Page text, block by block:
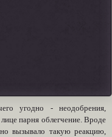
угодно - неодобрения,
парня облегчение. Вроде
вызывало такую реакцию,